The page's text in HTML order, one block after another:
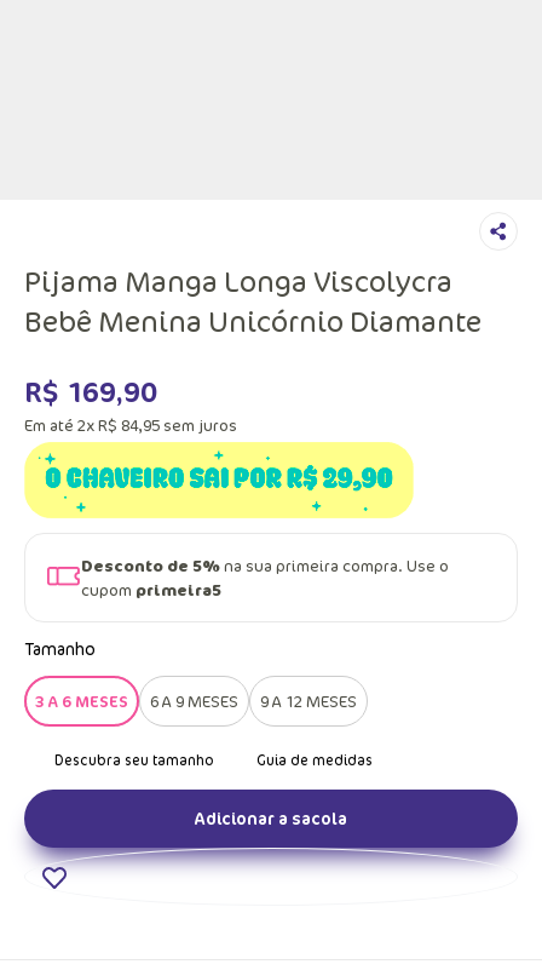
Pijama Manga Longa Viscolycra
Bebê Menina Unicórnio Diamante
R$ 169,90
Em até 2xR$ 84,95 sem juros
Desconto de 5%na sua primeira compra. Use o
cupom primeira5
Tamanho
3 A 6 MESES 6 A 9 MESES 9 A 12 MESES
Adicionar a sacola